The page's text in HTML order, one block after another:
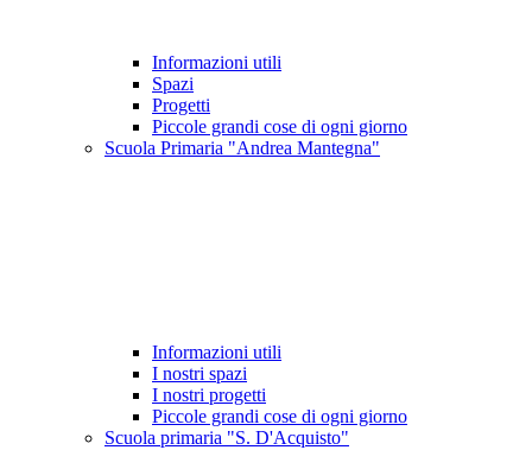
Informazioni utili
Spazi
Progetti
Piccole grandi cose di ogni giorno
Scuola Primaria "Andrea Mantegna"
Informazioni utili
I nostri spazi
I nostri progetti
Piccole grandi cose di ogni giorno
Scuola primaria "S. D'Acquisto"